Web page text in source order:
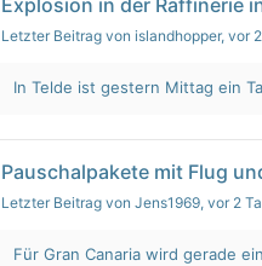
Explosion in der Raffinerie
Letzter Beitrag von islandhopper, vor
In Telde ist gestern Mittag ein
Pauschalpakete mit Flug
Letzter Beitrag von Jens1969, vor 2
Für Gran Canaria wird gerade